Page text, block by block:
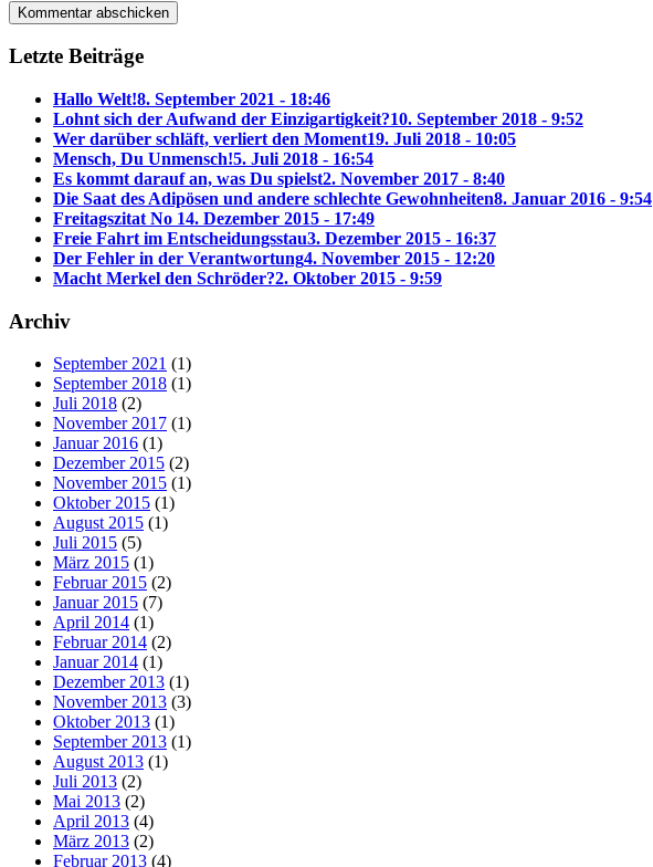
Letzte Beiträge
Hallo Welt!8. September 2021 - 18:46
Lohnt sich der Aufwand der Einzigartigkeit?10. September 2018 - 9:52
Wer darüber schläft, verliert den Moment19. Juli 2018 - 10:05
Mensch, Du Unmensch!5. Juli 2018 - 16:54
Es kommt darauf an, was Du spielst2. November 2017 - 8:40
Die Saat des Adipösen und andere schlechte Gewohnheiten8. Januar 2016 - 9:54
Freitagszitat No 14. Dezember 2015 - 17:49
Freie Fahrt im Entscheidungsstau3. Dezember 2015 - 16:37
Der Fehler in der Verantwortung4. November 2015 - 12:20
Macht Merkel den Schröder?2. Oktober 2015 - 9:59
Archiv
September 2021 (1)
September 2018 (1)
Juli 2018 (2)
November 2017 (1)
Januar 2016 (1)
Dezember 2015 (2)
November 2015 (1)
Oktober 2015 (1)
August 2015 (1)
Juli 2015 (5)
März 2015 (1)
Februar 2015 (2)
Januar 2015 (7)
April 2014 (1)
Februar 2014 (2)
Januar 2014 (1)
Dezember 2013 (1)
November 2013 (3)
Oktober 2013 (1)
September 2013 (1)
August 2013 (1)
Juli 2013 (2)
Mai 2013 (2)
April 2013 (4)
März 2013 (2)
Februar 2013 (4)